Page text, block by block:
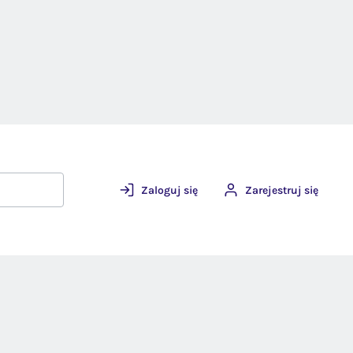
Zaloguj się Zarejestruj się